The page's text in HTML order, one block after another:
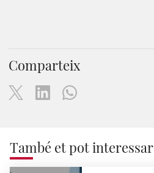
Comparteix
També et pot interessar